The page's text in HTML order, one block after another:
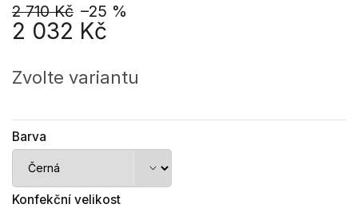
2 710 Kč –25 %
2 032 Kč
cena:
Zvolte variantu
Barva
Konfekční velikost